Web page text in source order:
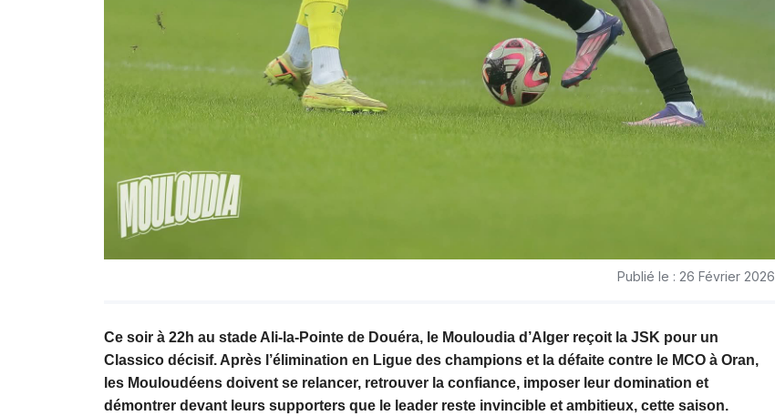
Publié le : 26 Février 2026
Ce soir à 22h au stade Ali-la-Pointe de Douéra, le Mouloudia d’Alger reçoit la JSK pour un
Classico décisif. Après l’élimination en Ligue des champions et la défaite contre le MCO à Oran,
les Mouloudéens doivent se relancer, retrouver la confiance, imposer leur domination et
démontrer devant leurs supporters que le leader reste invincible et ambitieux, cette saison.